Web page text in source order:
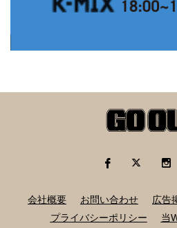
会社概要 お問い合わせ 広告
プライバシーポリシー
当